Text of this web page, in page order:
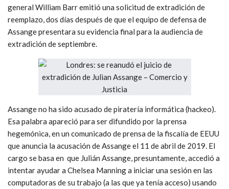
general William Barr emitió una solicitud de extradición de
reemplazo, dos días después de que el equipo de defensa de
Assange presentara su evidencia final para la audiencia de
extradición de septiembre.
Assange no ha sido acusado de piratería informática (hackeo).
Esa palabra apareció para ser difundido por la prensa
hegemónica, en un comunicado de prensa de la fiscalía de EEUU
que anuncia la acusación de Assange el 11 de abril de 2019. El
cargo se basa en que Julián Assange, presuntamente, accedió a
intentar ayudar a Chelsea Manning a iniciar una sesión en las
computadoras de su trabajo (a las que ya tenía acceso) usando